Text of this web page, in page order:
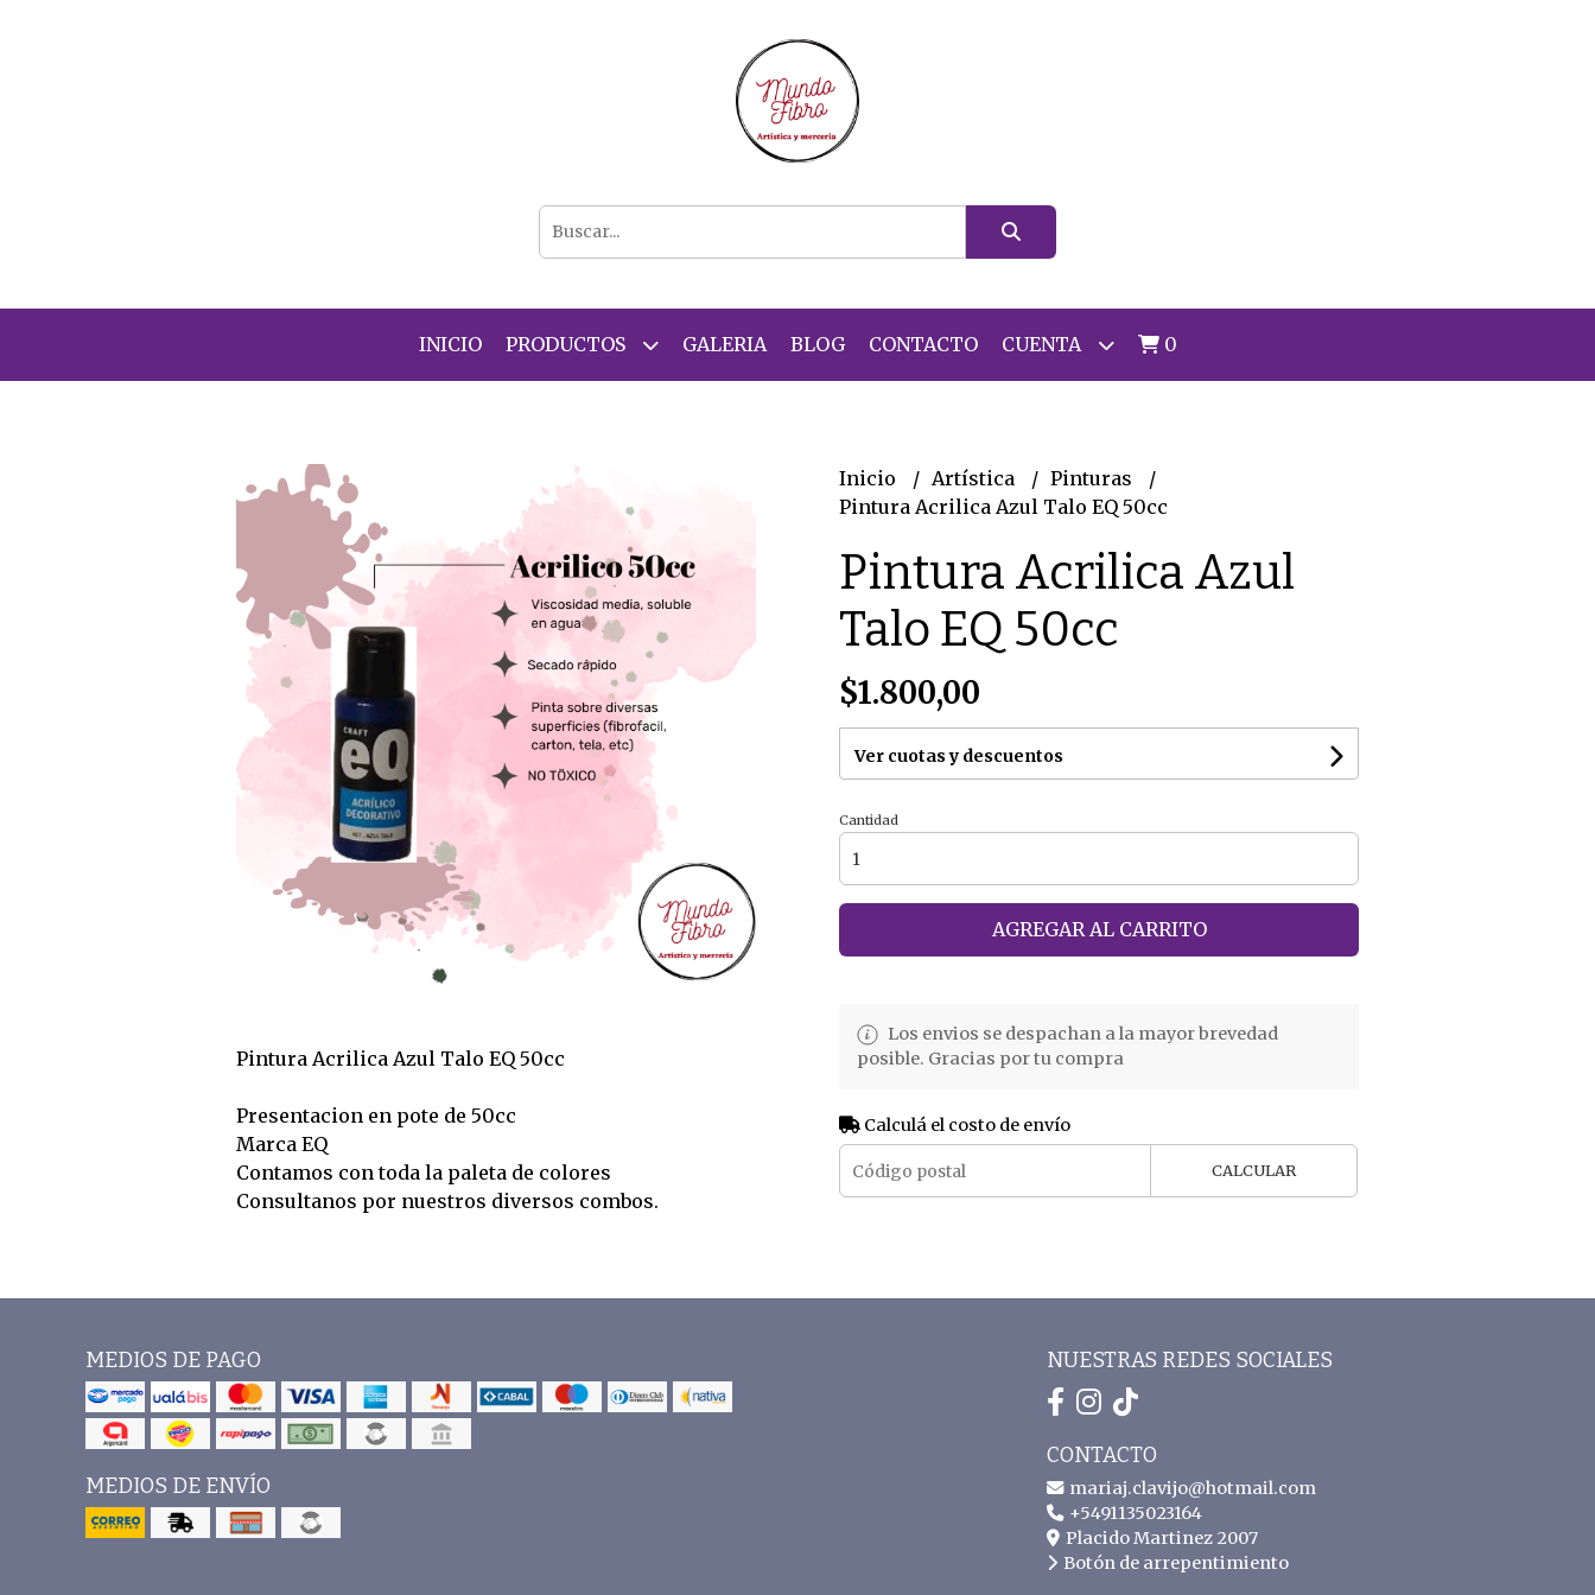
INICIO PRODUCTOS GALERIA BLOG CONTACTO CUENTA 0
Pintura Acrilica Azul Talo EQ 50cc
Presentacion en pote de 50cc
Marca EQ
Contamos con toda la paleta de colores
Consultanos por nuestros diversos combos.
Inicio Artística
Pinturas
Pintura Acrilica Azul Talo EQ 50cc
Pintura Acrilica Azul
Talo EQ 50cc
$1.800,00
Ver cuotas y descuentos
Cantidad
AGREGAR AL CARRITO
Los envios se despachan a la mayor brevedad
posible. Gracias por tu compra
Calculá el costo de envío
CALCULAR
MEDIOS DE PAGO
MEDIOS DE ENVÍO
NUESTRAS REDES SOCIALES
CONTACTO
mariaj.clavijo@hotmail.com
+5491135023164
Placido Martinez 2007
Botón de arrepentimiento